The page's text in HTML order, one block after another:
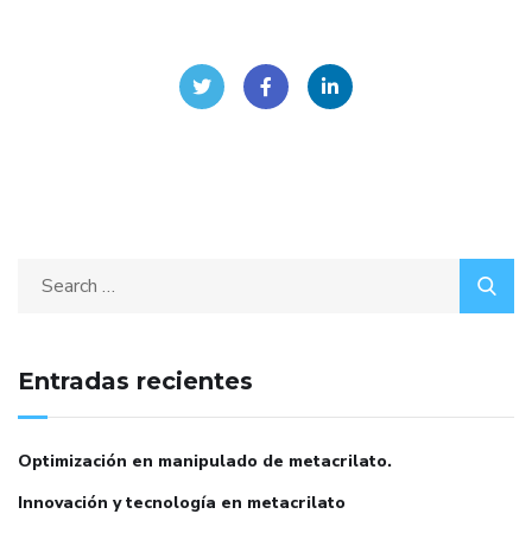
Entradas recientes
Optimización en manipulado de metacrilato.
Innovación y tecnología en metacrilato